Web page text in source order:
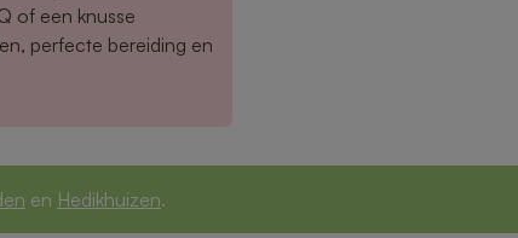
of een knusse
perfecte bereiding en
en Hedikhuizen.